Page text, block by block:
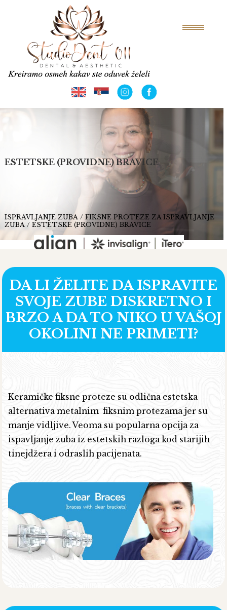
ISPRAVLJANJE ZUBA/ FIKSNE PROTEZE ZA ISPRAVLJANJE
ZUBA/ ESTETSKE (PROVIDNE) BRAVICE
ESTETSKE (PROVIDNE) BRAVICE
DA LI ŽELITE DA ISPRAVITE
SVOJE ZUBE DISKRETNO I
BRZO A DA TO NIKO U VAŠOJ
OKOLINI NE PRIMETI?
Keramičke fiksne proteze su odlična estetska
alternativa metalnim fiksnim protezama jer su
manje vidljive. Veoma su popularna opcija za
ispavljanje zuba iz estetskih razloga kod starijih
tinejdžera i odraslih pacijenata.